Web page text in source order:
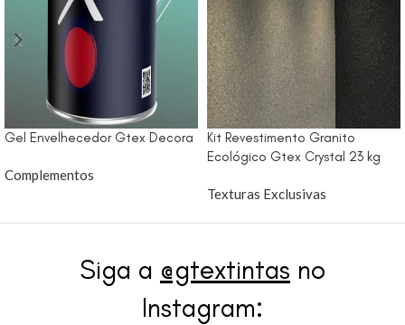
Gel Envelhecedor Gtex Decora
Complementos
Kit Revestimento Granito
Ecológico Gtex Crystal 23 kg
Texturas Exclusivas
Siga a @gtextintas no
Instagram: